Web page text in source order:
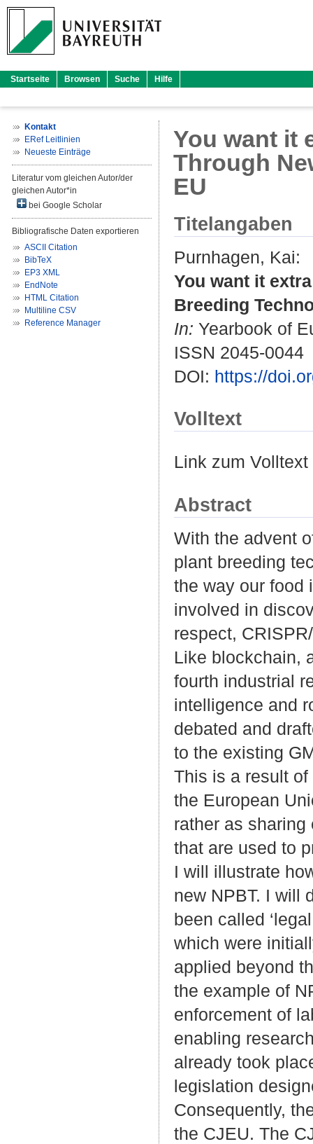
Startseite Browsen Suche Hilfe
Kontakt
ERef Leitlinien
Neueste Einträge
Literatur vom gleichen Autor/der
gleichen Autor*in
bei Google Scholar
Bibliografische Daten exportieren
ASCII Citation
BibTeX
EP3 XML
EndNote
HTML Citation
Multiline CSV
Reference Manager
You want it
Through
EU
Titelangaben
Purnhagen, Kai:
You want it
Breeding
In: Yearbook of
ISSN 2045-0044
DOI: https://
Volltext
Link zum
Abstract
With the advent
plant breeding
the way our food
involved in
respect,
Like blockchain,
fourth industrial
intelligence and
debated and
to the existing
This is a result
the European
rather as
that are used to
I will illustrate
new NPBT. I will
been called
which were
applied beyond
the example of
enforcement of
enabling
already took
legislation
Consequently,
the CJEU. The